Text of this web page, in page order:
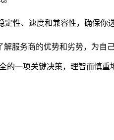
性、速度和兼容性，确保你
服务商的优势和劣势，为自
一项关键决策，理智而慎重